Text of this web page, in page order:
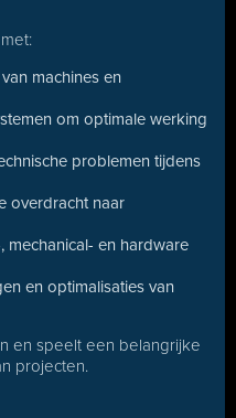
machines en
om optimale werking
problemen tijdens
overdracht naar
mechanical- en hardware
en optimalisaties van
en speelt een belangrijke
projecten.